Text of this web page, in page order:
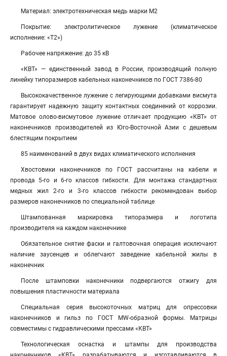
Материал: электротехническая медь марки М2
Покрытие: электролитическое лужение (климатическое
исполнение: «Т2»)
Рабочее напряжение: до 35 кВ
«КВТ» — единственный завод в России, производящий полную
линейку типоразмеров кабельных наконечников по ГОСТ 7386-80
Высококачественное лужение с легирующими добавками висмута
гарантирует надежную защиту контактных соединений от коррозии.
Матовое олово-висмутовое лужение отличает продукцию «КВТ» от
наконечников производителей из Юго-Восточной Азии с дешевым
блестящим покрытием
85 наименований в двух видах климатического исполнения
Хвостовики наконечников по ГОСТ рассчитаны на кабели и
провода 5-го и 6-го классов гибкости. Для монтажа стандартных
медных жил 2-го и 3-го классов гибкости рекомендован выбор
размеров наконечников по специальной таблице
Штампованная маркировка типоразмера и логотипа
производителя на каждом наконечнике
Обязательное снятие фаски и галтовочная операция исключают
наличие заусенцев и облегчают заведение кабельной жилы в
наконечник
После штамповки наконечники подвергаются отжигу для
повышения пластичности материала
Специальная серия высокоточных матриц для опрессовки
наконечников и гильз по ГОСТ MW-образной формы. Матрицы
совместимы с гидравлическими прессами «КВТ»
Технологическая оснастка и штампы для производства